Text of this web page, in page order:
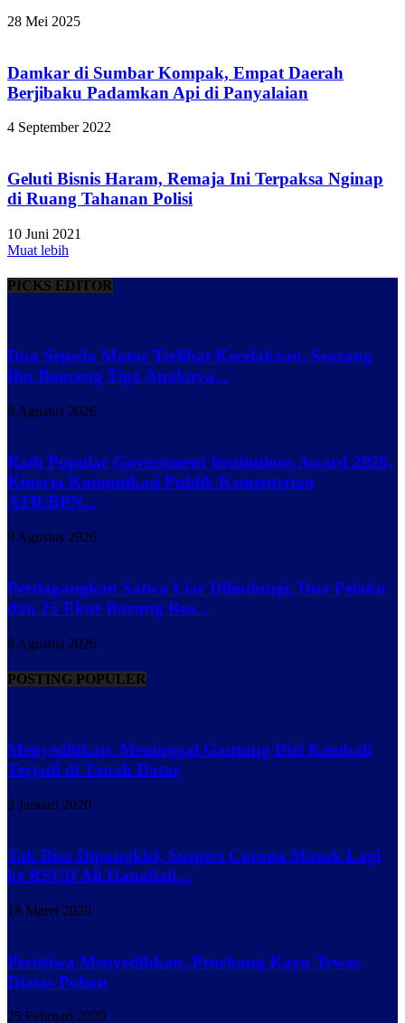
28 Mei 2025
Damkar di Sumbar Kompak, Empat Daerah
Berjibaku Padamkan Api di Panyalaian
4 September 2022
Geluti Bisnis Haram, Remaja Ini Terpaksa Nginap
di Ruang Tahanan Polisi
10 Juni 2021
Muat lebih
PICKS EDITOR
Dua Sepeda Motor Terlibat Kecelakaan, Seorang
Ibu Bonceng Tiga Anaknya...
9 Agustus 2026
Raih Popular Government Institutions Award 2026,
Kinerja Komunikasi Publik Kementerian
ATR/BPN...
9 Agustus 2026
Perdagangkan Satwa Liar Dilindungi, Dua Pelaku
dan 25 Ekor Burung Beo...
8 Agustus 2026
POSTING POPULER
Menyedihkan, Meninggal Gantung Diri Kembali
Terjadi di Tanah Datar
2 Januari 2020
Tak Bisa Dipungkiri, Suspect Corona Masuk Lagi
ke RSUD Ali Hanafiah...
18 Maret 2020
Peristiwa Menyedihkan, Penebang Kayu Tewas
Diatas Pohon
25 Februari 2020